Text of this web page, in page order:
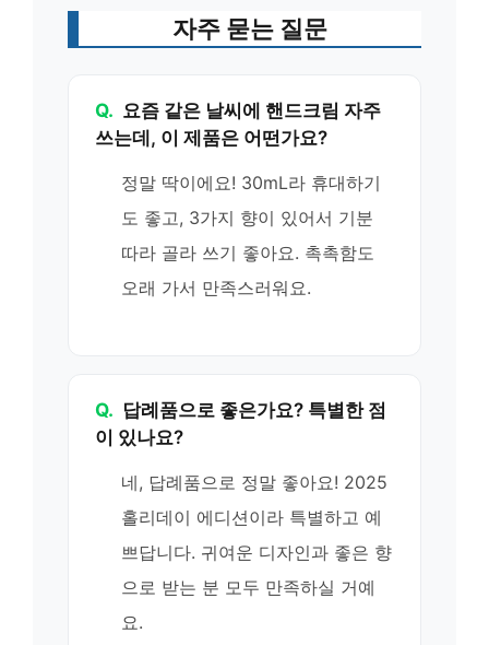
자주 묻는 질문
Q. 요즘 같은 날씨에 핸드크림 자주
쓰는데, 이 제품은 어떤가요?
정말 딱이에요! 30mL라 휴대하기
도 좋고, 3가지 향이 있어서 기분
따라 골라 쓰기 좋아요. 촉촉함도
오래 가서 만족스러워요.
Q. 답례품으로 좋은가요? 특별한 점
이 있나요?
네, 답례품으로 정말 좋아요! 2025
홀리데이 에디션이라 특별하고 예
쁘답니다. 귀여운 디자인과 좋은 향
으로 받는 분 모두 만족하실 거예
요.